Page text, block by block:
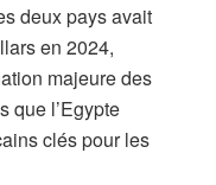
deux pays avait
en 2024,
majeure des
que l’Egypte
clés pour les